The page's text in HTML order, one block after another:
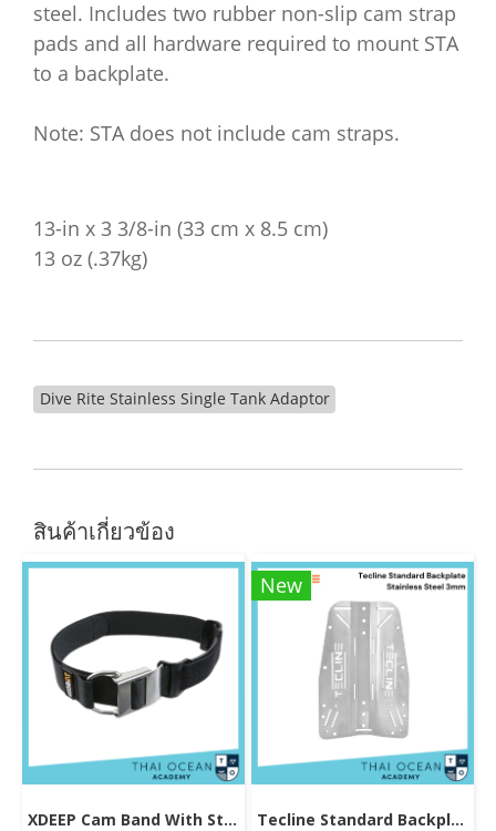
steel. Includes two rubber non-slip cam strap
pads and all hardware required to mount STA
to a backplate.
Note: STA does not include cam straps.
13-in x 3 3/8-in (33 cm x 8.5 cm)
13 oz (.37kg)
Dive Rite Stainless Single Tank Adaptor
สินค้าเกี่ยวข้อง
XDEEP Cam Band With Stainless Steel Buckle
New
Tecline Standard Backplate Stainless Steel 3mm